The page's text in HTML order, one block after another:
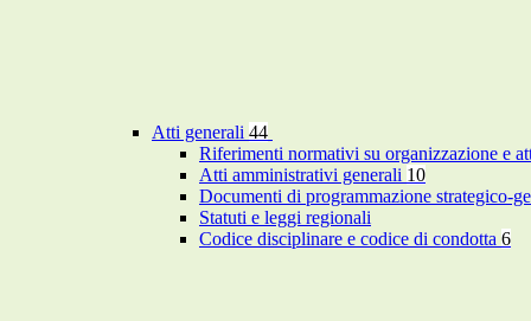
Atti generali 44
Riferimenti normativi su organizzazione e
Atti amministrativi generali 10
Documenti di programmazione strategico-
Statuti e leggi regionali
Codice disciplinare e codice di condotta 6